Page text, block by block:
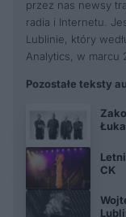
przez nas newsy
radia i Internetu.
Lublinie, który
Analytics, w marcu
Pozostałe teksty
CK